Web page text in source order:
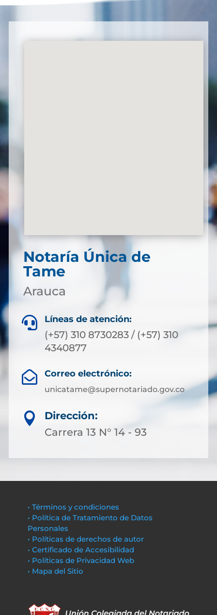
Notaría Única de
Tame
Arauca
 Líneas de atención:
(+57) 310 8730283 / (+57) 310
4340877
 Correo electrónico:
unicatame@supernotariado.gov.co

Dirección:
Carrera 13 N° 14 - 93
• Términos y condiciones
• Política de Tratamiento de Datos
Personales
• Políticas de derechos de autor
• Certificado de Accesibilidad
• Políticas de Privacidad Web
• Mapa del Sitio